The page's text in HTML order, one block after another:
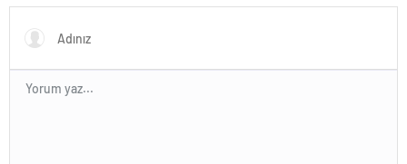
geciktirilmemesini istedi